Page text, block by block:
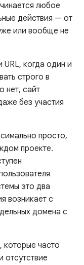
любое
действия — от
или вообще не
когда один и
строго в
нет, сайт
без участия
просто,
проекте.
это два
возникает с
домена с
которые часто
отсутствие